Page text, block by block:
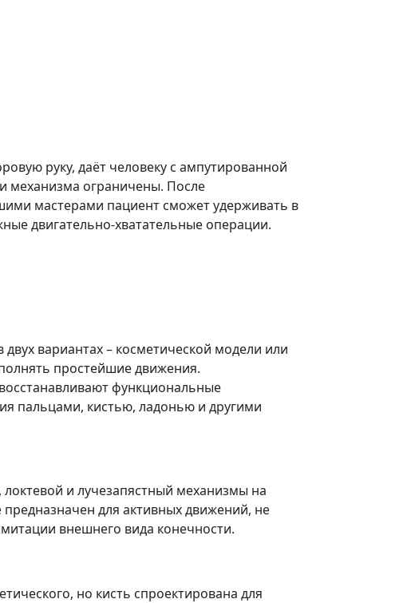
руку, даёт человеку с ампутированной
механизма ограничены. После
мастерами пациент сможет удерживать в
двигательно-хватательные операции.
вариантах – косметической модели или
простейшие движения.
функциональные
пальцами, кистью, ладонью и другими
и лучезапястный механизмы на
для активных движений, не
внешнего вида конечности.
но кисть спроектирована для